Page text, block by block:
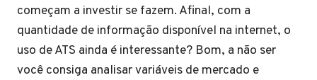
começam a investir se fazem. Afinal, com a
quantidade de informação disponível na internet, o
uso de ATS ainda é interessante? Bom, a não ser
você consiga analisar variáveis de mercado e